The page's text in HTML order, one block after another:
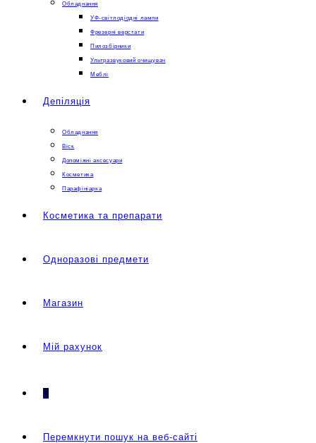
Обладнання
УФ-світлодіодні лампи
Фрезерні верстати
Пилозбірники
Ультразвуковий очищувач
Меблі
Депіляція
Обладнання
Віск
Допоміжні аксесуари
Косметика
Парафініарка
Косметика та препарати
Одноразові предмети
Магазин
Мій рахунок
0
Перемкнути пошук на веб-сайті